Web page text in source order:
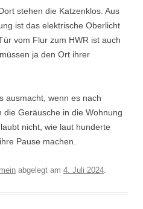
stehen die Katzenklos. Aus
ist das elektrische Oberlicht
vom Flur zum HWR ist auch
ja den Ort ihrer
ausmacht, wenn es nach
Geräusche in die Wohnung
nicht, wie laut hunderte
Pause machen.
abgelegt am 4. Juli 2024.